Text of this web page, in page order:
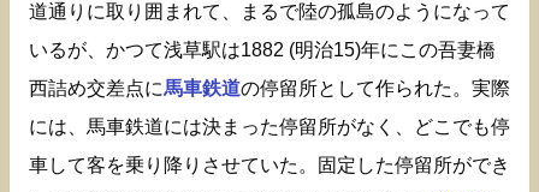
道通りに取り囲まれて、まるで陸の孤島のようになって
いるが、かつて浅草駅は1882 (明治15)年にこの吾妻橋
西詰め交差点に馬車鉄道の停留所として作られた。実際
には、馬車鉄道には決まった停留所がなく、どこでも停
車して客を乗り降りさせていた。固定した停留所ができ